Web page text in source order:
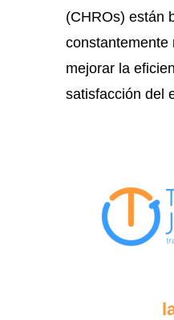
(CHROs) están
constantemente
mejorar la
satisfacción del